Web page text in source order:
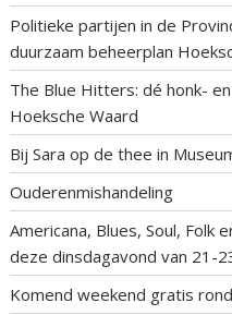
Politieke partijen in de
duurzaam beheerplan
The Blue Hitters: dé honk-
Hoeksche Waard
Bij Sara op de thee in
Ouderenmishandeling
Americana, Blues, Soul, Folk
deze dinsdagavond van 21-
Komend weekend gratis